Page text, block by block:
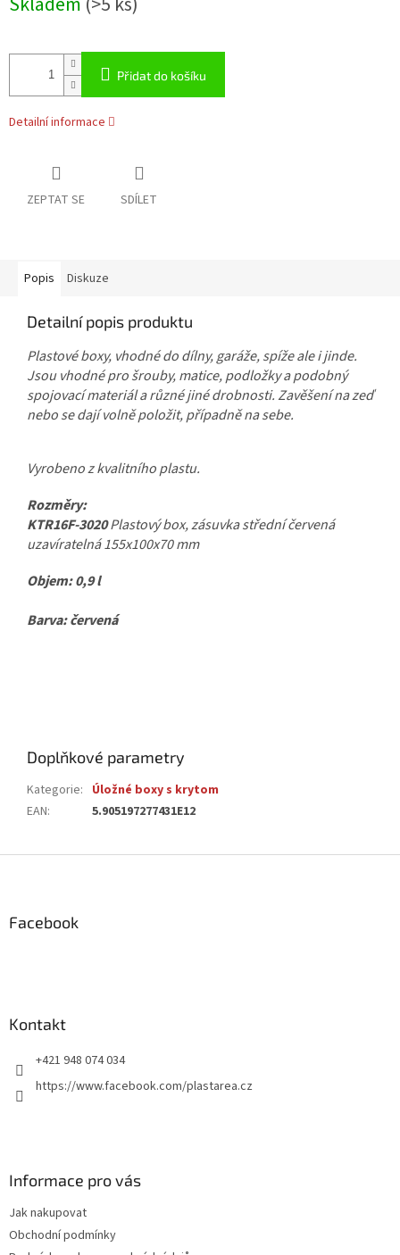
cena:
Přidat do košíku
Detailní informace
ZEPTAT SE SDÍLET
Popis Diskuze
Detailní popis produktu
Plastové boxy, vhodné do dílny, garáže, spíže ale i jinde.
Jsou vhodné pro šrouby, matice, podložky a podobný
spojovací materiál a různé jiné drobnosti. Zavěšení na zeď
nebo se dají volně položit, případně na sebe.
Vyrobeno z kvalitního plastu.
Rozměry:
KTR16F-3020Plastový box, zásuvka střední červená
uzavíratelná 155x100x70 mm
Objem: 0,9 l
Barva: červená
Doplňkové parametry
Kategorie: Úložné boxy s krytom
EAN: 5.905197277431E12
Facebook
Kontakt
+421 948 074 034
https://www.facebook.com/plastarea.cz
Informace pro vás
Jak nakupovat
Obchodní podmínky